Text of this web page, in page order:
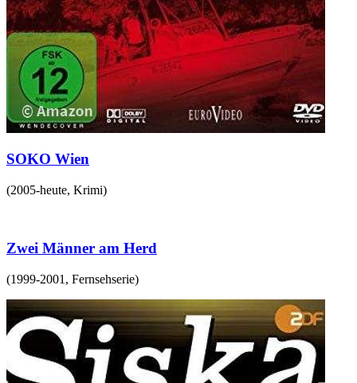
SOKO Wien
(2005-heute, Krimi)
Zwei Männer am Herd
(1999-2001 , Fernsehserie)